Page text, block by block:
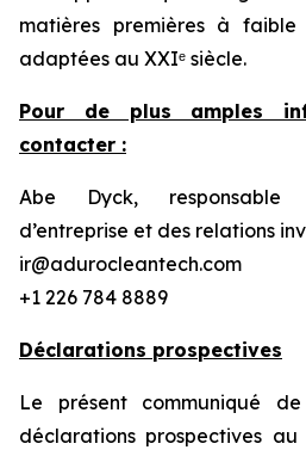
matières premières à faible
adaptées au XXIᵉ siècle.
Pour de plus amples
contacter :
Abe Dyck, responsable
d’entreprise et des relations
ir@adurocleantech.com
+1 226 784 8889
Déclarations prospectives
Le présent communiqué
déclarations prospectives